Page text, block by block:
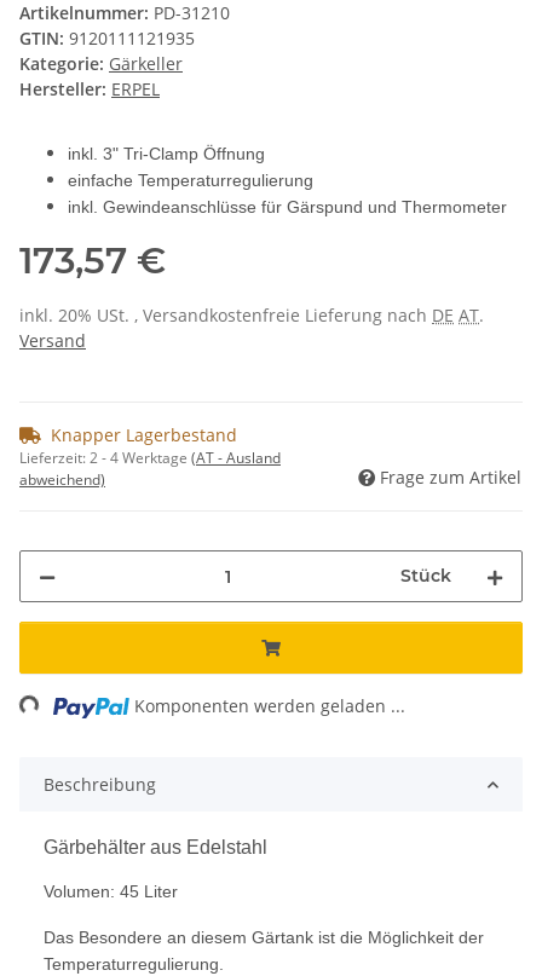
Artikelnummer: PD-31210
GTIN: 9120111121935
Kategorie: Gärkeller
Hersteller: ERPEL
inkl. 3" Tri-Clamp Öffnung
einfache Temperaturregulierung
inkl. Gewindeanschlüsse für Gärspund und Thermometer
173,57 €
inkl. 20% USt. , Versandkostenfreie Lieferung nach DE AT.
Versand
Knapper Lagerbestand
Lieferzeit:2 - 4 Werktage (AT - Ausland
abweichend)
Frage zum Artikel
Stück
Komponenten werden geladen ...
Beschreibung
Gärbehälter aus Edelstahl
Volumen: 45 Liter
Das Besondere an diesem Gärtank ist die Möglichkeit der
Temperaturregulierung.